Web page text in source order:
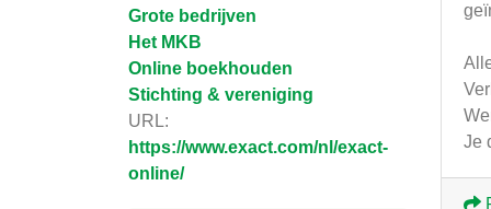
Grote bedrijven
Het MKB
Online boekhouden
Stichting & vereniging
URL:
https://www.exact.com/nl/exact-
online/
Je